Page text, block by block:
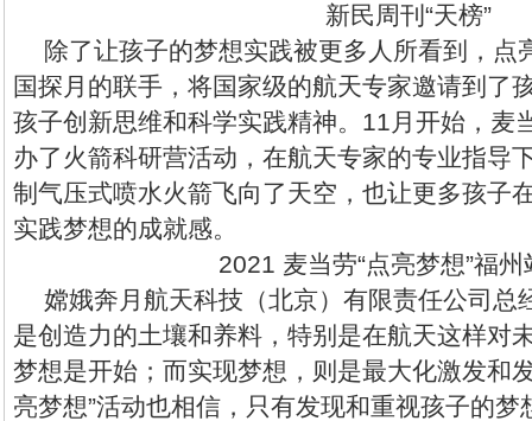
新民周刊“天榜”
除了让孩子的梦想实践被更多人所看到，点
国探月的联手，将国家级的航天专家邀请到了
孩子创新思维和科学实践精神。11月开始，麦
办了火箭科研营活动，在航天专家的专业指导
制气压式喷水火箭飞向了天空，也让更多孩子
实践梦想的成就感。
2021 麦当劳“点亮梦想”福州
嫦娥奔月航天科技（北京）有限责任公司总
是创造力的土壤和养料，特别是在航天这样对
梦想是开始；而实现梦想，则是最大化激发和
亮梦想”活动也相信，只有发现和重视孩子的